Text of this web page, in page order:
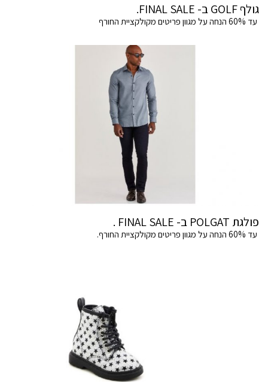
גולף GOLF ב- FINAL SALE.
עד 60% הנחה על מגוון פריטים מקולקציית החורף
פולגת POLGAT ב- FINAL SALE .
עד 60% הנחה על מגוון פריטים מקולקציית החורף.